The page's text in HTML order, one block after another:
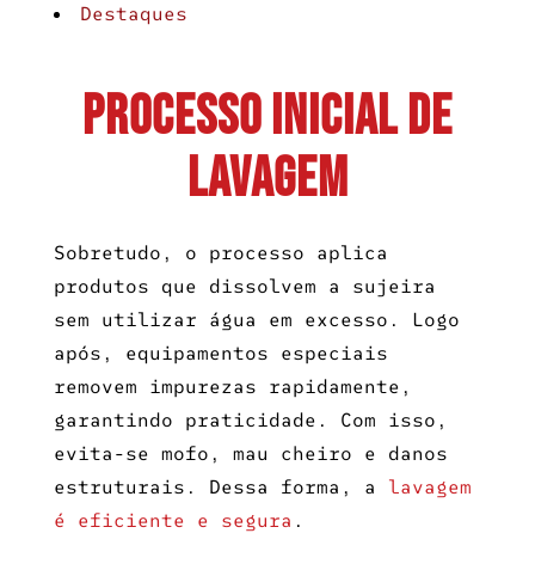
Destaques
Processo inicial de
lavagem
Sobretudo, o processo aplica
produtos que dissolvem a sujeira
sem utilizar água em excesso. Logo
após, equipamentos especiais
removem impurezas rapidamente,
garantindo praticidade. Com isso,
evita-se mofo, mau cheiro e danos
estruturais. Dessa forma, a lavagem
é eficiente e segura .